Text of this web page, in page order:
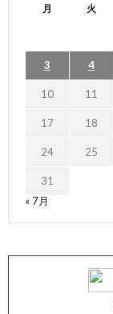
月 火
3 4
10 11
17 18
24 25
31
« 7月